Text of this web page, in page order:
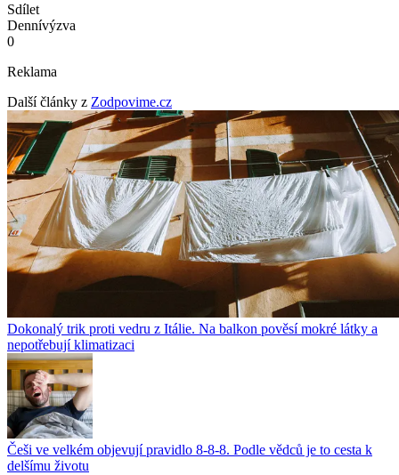
Sdílet
Dennívýzva
0
Reklama
Další články z Zodpovime.cz
Dokonalý trik proti vedru z Itálie. Na balkon pověsí mokré látky a
nepotřebují klimatizaci
Češi ve velkém objevují pravidlo 8-8-8. Podle vědců je to cesta k
delšímu životu